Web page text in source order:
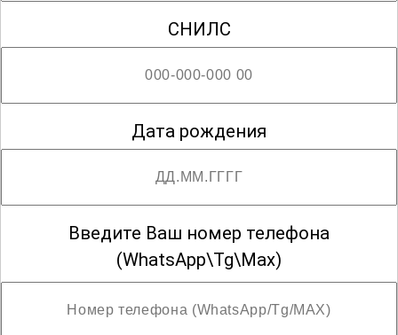
СНИЛС
Дата рождения
Введите Ваш номер телефона
(WhatsApp\Tg\Max)